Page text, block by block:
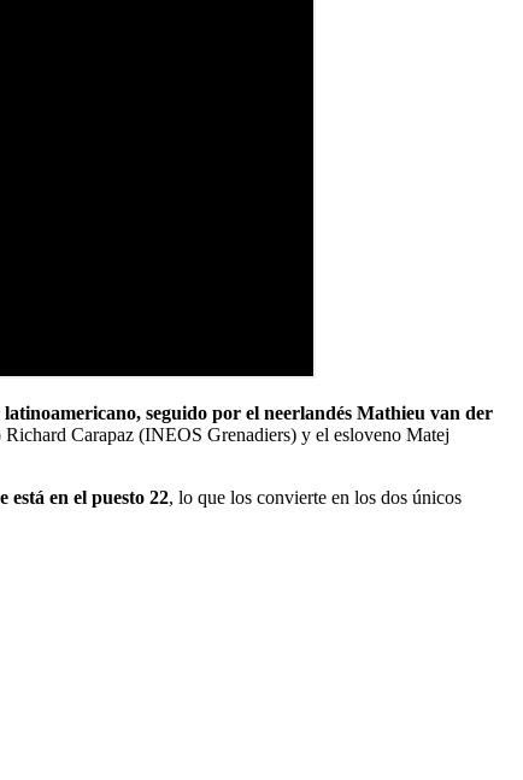
seguido por el neerlandés Mathieu van der
Carapaz (INEOS Grenadiers) y el esloveno Matej
en el puesto 22, lo que los convierte en los dos únicos